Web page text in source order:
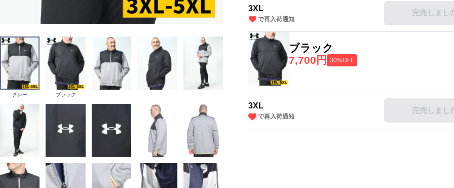
3XL
で再入荷通知
完売しまし
ブラック
7,700円
30%OFF
3XL
で再入荷通知
完売しまし
グレー ブラック